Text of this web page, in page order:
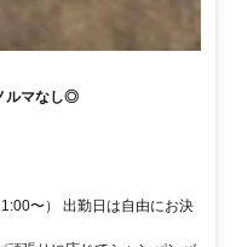
ルマなし◎
〜） 出勤日は自由にお決